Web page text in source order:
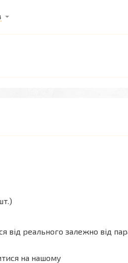
від реального залежно від
на нашому